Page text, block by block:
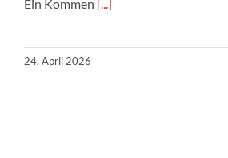
Ein Kommen [...]
24. April 2026